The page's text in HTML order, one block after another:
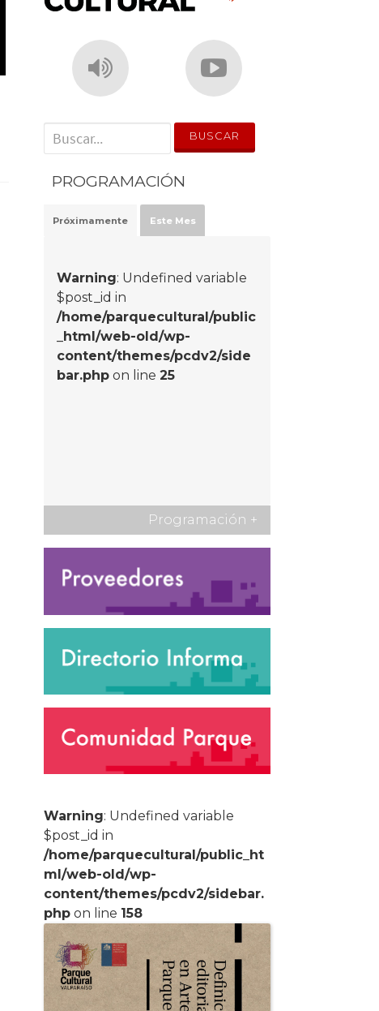
' . __('Search for:') . '
PROGRAMACIÓN
Próximamente Este Mes
Warning: Undefined variable
$post_id in
/home/parquecultural/public
_html/web-old/wp-
content/themes/pcdv2/side
bar.php on line25
Programación +
Warning: Undefined variable
$post_id in
/home/parquecultural/public_ht
ml/web-old/wp-
content/themes/pcdv2/sidebar.
php on line 158